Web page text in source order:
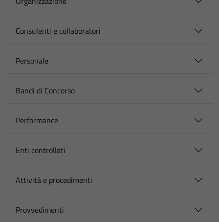
Consulenti e collaboratori
Personale
Bandi di Concorso
Performance
Enti controllati
Attività e procedimenti
Provvedimenti